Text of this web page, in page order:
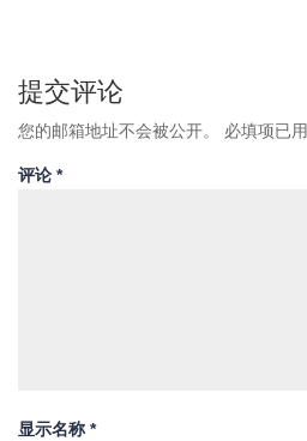
提交评论
您的邮箱地址不会被公开。 必填项已用
评论 *
显示名称 *